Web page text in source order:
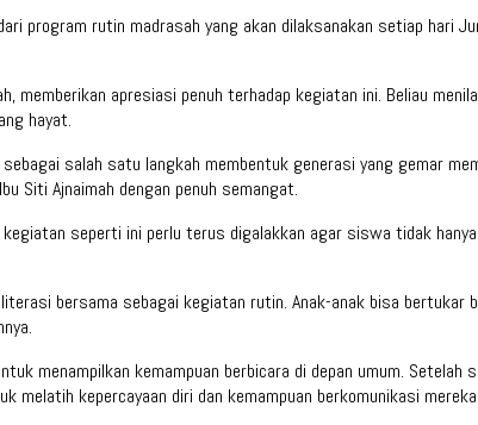
program rutin madrasah yang akan dilaksanakan setiap hari
memberikan apresiasi penuh terhadap kegiatan ini. Beliau
hayat.
salah satu langkah membentuk generasi yang gemar
Siti Ajnaimah dengan penuh semangat.
seperti ini perlu terus digalakkan agar siswa tidak
bersama sebagai kegiatan rutin. Anak-anak bisa
menampilkan kemampuan berbicara di depan umum.
melatih kepercayaan diri dan kemampuan berkomunikasi mereka.